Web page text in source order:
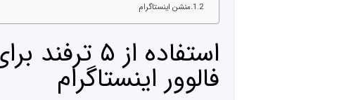
منشن اینستاگرام
استفاده از
فالوور اینستاگرام